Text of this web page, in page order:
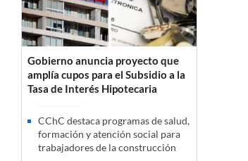
Gobierno anuncia proyecto que
amplía cupos para el Subsidio a la
Tasa de Interés Hipotecaria
CChC destaca programas de salud,
formación y atención social para
trabajadores de la construcción